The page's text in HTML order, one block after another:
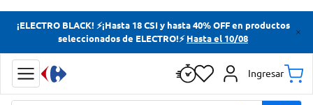
¡ELECTRO BLACK! ⚡¡Hasta 18 CSI y hasta 40% OFF en productos
seleccionados de ELECTRO!⚡ Hasta el 10/08
Ingresar
Términos más buscados
Cerveza
Doves